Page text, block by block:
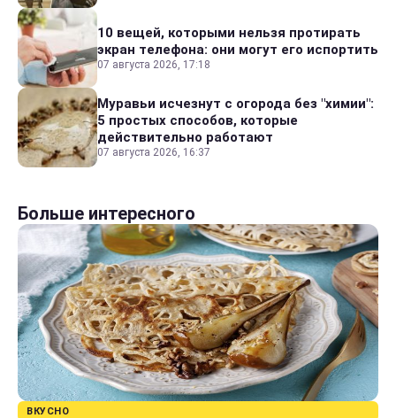
10 вещей, которыми нельзя протирать
экран телефона: они могут его испортить
07 августа 2026, 17:18
Муравьи исчезнут с огорода без "химии":
5 простых способов, которые
действительно работают
07 августа 2026, 16:37
Больше интересного
ВКУСНО